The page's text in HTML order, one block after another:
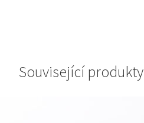
Související produkty